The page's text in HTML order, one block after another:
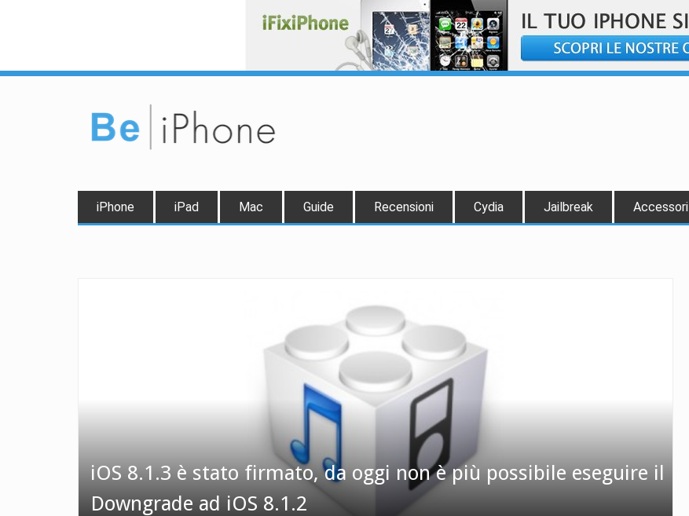
iPhone iPad Mac Guide Recensioni Cydia Jailbreak Accessori
iOS 8.1.3 è stato firmato, da oggi non è più possibile eseguire il
Downgrade ad iOS 8.1.2